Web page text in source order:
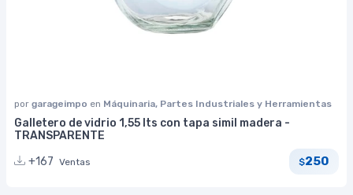
por garageimpo en Máquinaria, Partes Industriales y Herramientas
Galletero de vidrio 1,55 lts con tapa simil madera -
TRANSPARENTE
+167 Ventas $250